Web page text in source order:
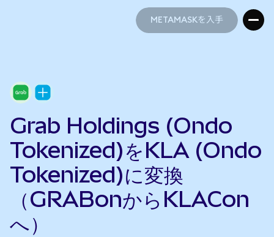
METAMASKを入手
Grab Holdings (Ondo
Tokenized)をKLA (Ondo
Tokenized)に変換
（GRABonからKLACon
へ）